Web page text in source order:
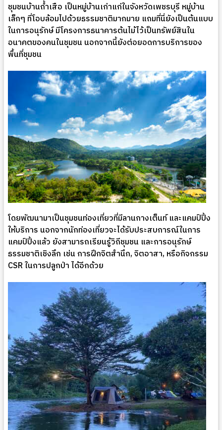
ชุมชนบ้านถ้ำเสือ เป็นหมู่บ้านเก่าแก่ในจังหวัดเพชรบุรี หมู่บ้าน
เล็กๆ ที่โอบล้อมไปด้วยธรรมชาติมากมาย แถมที่นี่ยังเป็นต้นแบบ
ในการอนุรักษ์ มีโครงการธนาคารต้นไม้ไว้เป็นทรัพย์สินใน
อนาคตของคนในชุมชน นอกจากนี้ยังต่อยอดการบริการของ
พื้นที่ชุมชน
โดยพัฒนามาเป็นชุมชนท่องเที่ยวที่มีลานกางเต็นท์ และแคมป์ปิ้ง
ให้บริการ นอกจากนักท่องเที่ยวจะได้รับประสบการณ์ในการ
แคมป์ปิ้งแล้ว ยังสามารถเรียนรู้วิถีชุมชน และการอนุรักษ์
ธรรมชาติเชิงลึก เช่น การฝึกจิตสำนึก, จิตอาสา, หรือกิจกรรม
CSR ในการปลูกป่า ได้อีกด้วย